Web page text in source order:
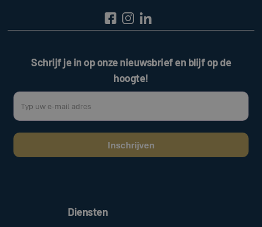
Schrijf je in op onze nieuwsbrief en blijf op de
hoogte!
Diensten